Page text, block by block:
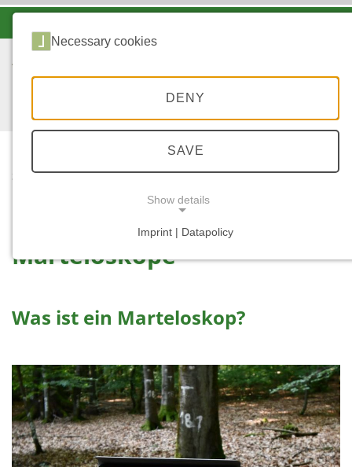
STARTSEITE
...
Marteloskope
Was ist ein Marteloskop?
Necessary cookies
DENY
SAVE
Show details
Imprint | Datapolicy